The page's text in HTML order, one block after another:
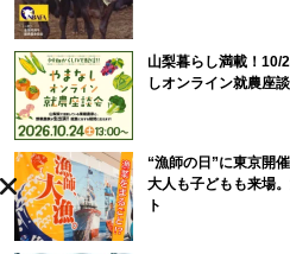
山梨暮らし満載！10/
しオンライン就農座
“漁師の日”に東京開
大人も子どもも来場
ト